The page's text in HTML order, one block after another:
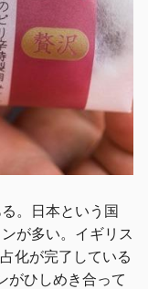
。日本という国
が多い。イギリス
化が完了している
がひしめき合って